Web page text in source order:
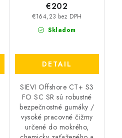
Skladom
€164,23 bez DPH
€202
DETAIL
SIEVI Offshore CT+ S3
FO SC SR sú robustné
bezpečnostné gumáky /
vysoké pracovné čižmy
určené do mokrého,